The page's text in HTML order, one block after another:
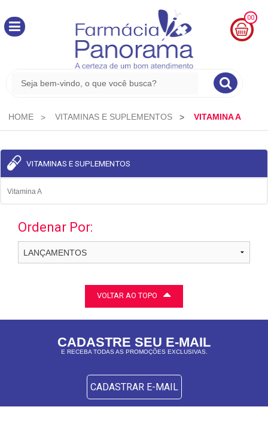
00
0,00
HOME VITAMINAS E SUPLEMENTOS VITAMINA A
VITAMINAS E SUPLEMENTOS
Vitamina A
Ordenar Por:
VOLTAR AO TOPO
CADASTRE SEU E-MAIL
E RECEBA TODAS AS PROMOÇÕES EXCLUSIVAS.
CADASTRAR E-MAIL